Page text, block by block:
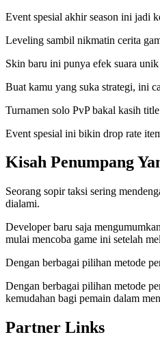
Event spesial akhir season ini jadi
Leveling sambil nikmatin cerita
Skin baru ini punya efek suara
Buat kamu yang suka strategi, ini
Turnamen solo PvP bakal kasih
Event spesial ini bikin drop rate
Kisah Penumpang
Seorang sopir taksi sering
dialami.
Developer baru saja
mulai mencoba game ini setelah
Dengan berbagai pilihan metode
Dengan berbagai pilihan metode
kemudahan bagi pemain dalam
Partner Links